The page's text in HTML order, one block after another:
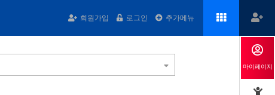
회원가입 로그인 추가메뉴
마이페이지